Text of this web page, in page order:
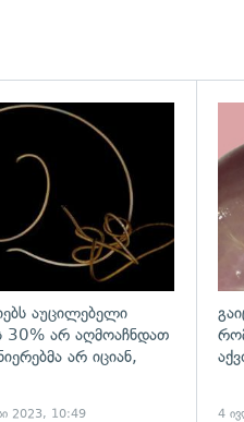
აუცილებელი
30% არ აღმოაჩნდათ
არ იციან,
2023, 10:49 4